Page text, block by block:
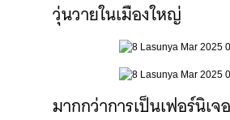
วุ่นวายในเมืองใหญ่⁣
มากกว่าการเป็นเฟอร์นิเจ